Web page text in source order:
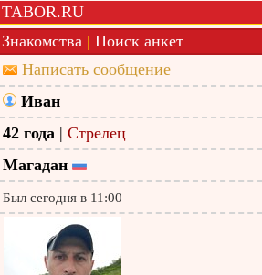
TABOR.RU
Знакомства | Поиск анкет
Написать сообщение
Иван
42 года | Стрелец
Магадан
Был сегодня в 11:00